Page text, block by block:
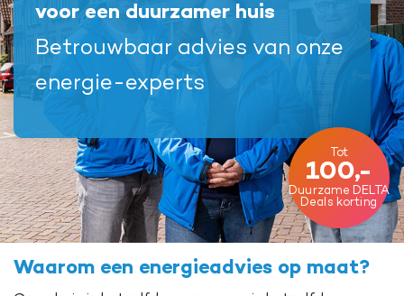
voor een duurzamer huis
Betrouwbaar advies van onze
energie-experts
Tot
100,-
Duurzame DELTA
Deals korting
Waarom een energieadvies op maat?